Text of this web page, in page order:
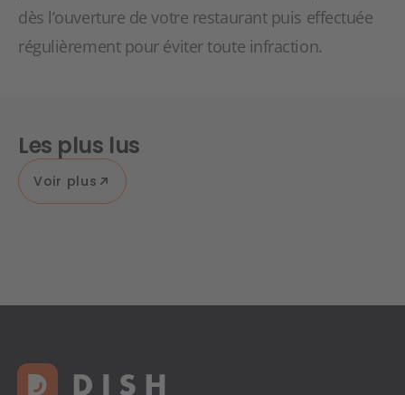
dès l’ouverture de votre restaurant puis effectuée
régulièrement pour éviter toute infraction.
Les plus lus
Voir plus